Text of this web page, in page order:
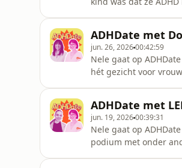
Gast: Clémentine Car
ADHDate met
jun. 26, 202600:42:59
Nele gaat op
hét gezicht voor
Simplecast, an
ADHDate met
jun. 19, 202600:39:31
Nele gaat op
podium met onder